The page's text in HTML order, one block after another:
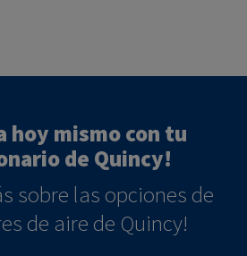
hoy mismo con tu
de Quincy!
sobre las opciones de
de aire de Quincy!